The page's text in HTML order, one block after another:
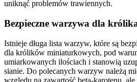
uniknąć problemów trawiennych.
Bezpieczne warzywa dla
Istnieje długa lista warzyw, które są
dla królików miniaturkowych, pod
umiarkowanych ilościach i stanowią
sianie. Do polecanych warzyw należą
względu na zawartość beta-karotenu,